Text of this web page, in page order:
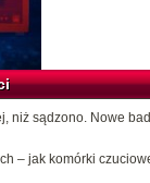
niż sądzono. Nowe
– jak komórki